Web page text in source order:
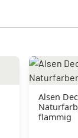
Alsen
flammig